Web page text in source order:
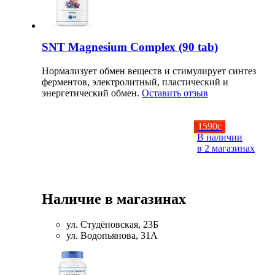
Магний + В6
Волосы и кожа
Здоровая печень
Здоровье костей
Сердце и Сосуды
1590c
В наличии
в 2 магазинах
SNT Magnesium Complex (90 tab)
Нормализует обмен веществ и стимулирует синтез
ферментов, электролитный, пластический и
энергетический обмен. Оставить отзыв
Наличие в магазинах
ул. Студёновская, 23Б
ул. Водопьянова, 31А